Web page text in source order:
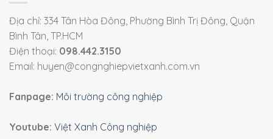
Địa chỉ: 334 Tân Hòa Đông, Phường Bình Trị Đông, Quận
Bình Tân, TP.HCM
Điện thoại: 098.442.3150
Email: huyen@congnghiepvietxanh.com.vn
Fanpage: Môi trường công nghiệp
Youtube: Việt Xanh Công nghiệp